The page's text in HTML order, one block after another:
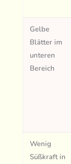
Gelbe
Blätter im
unteren
Bereich
Wenig
Süßkraft in